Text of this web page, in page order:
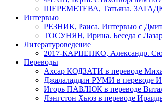
ШЕРЕМЕТЕВА, Татьяна.
Интервью
РЕЗНИК, Раиса. Интервью с
ТОСУНЯН, Ирина. Беседа с
Литературоведение
2017-КАРПЕНКО, Александр.
Переводы
Ахсар КОДЗАТИ в переводе
Джалаладдин РУМИ в
Игорь ПАВЛЮК в переводе
Лэнгстон Хьюз в переводе